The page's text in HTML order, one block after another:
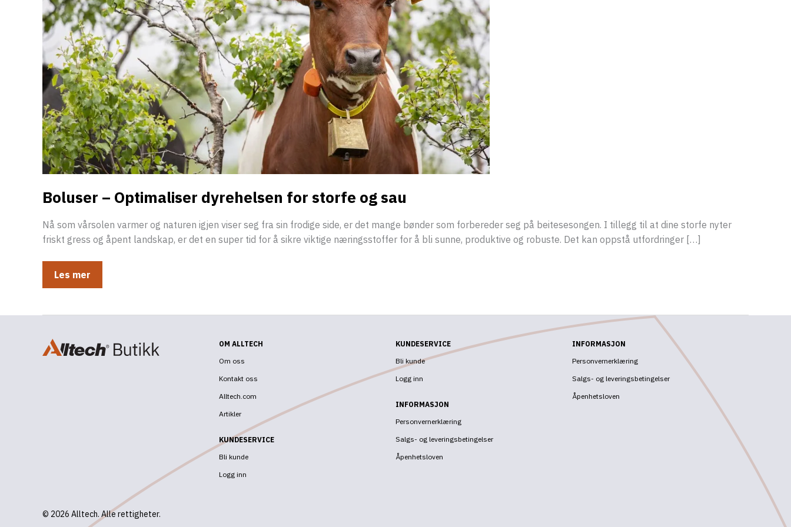
Boluser – Optimaliser dyrehelsen for storfe og sau
Nå som vårsolen varmer og naturen igjen viser seg fra sin frodige side, er det mange bønder som forbereder seg på beitesesongen. I tillegg til at dine storfe nyter
friskt gress og åpent landskap, er det en super tid for å sikre viktige næringsstoffer for å bli sunne, produktive og robuste. Det kan oppstå utfordringer […]
Boluser
for
sau
Les mer
OM ALLTECH
Om oss
Kontakt oss
Alltech.com
Artikler
KUNDESERVICE
Bli kunde
Logg inn
KUNDESERVICE
Bli kunde
Logg inn
INFORMASJON
Personvernerklæring
Salgs- og leveringsbetingelser
Åpenhetsloven
INFORMASJON
Personvernerklæring
Salgs- og leveringsbetingelser
Åpenhetsloven
© 2026 Alltech. Alle rettigheter.